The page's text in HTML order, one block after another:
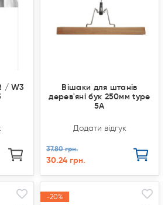
/ W3
Вішаки для штанів
дерев'яні бук 250мм type
5A
Додати відгук
37.80 грн.
30.24 грн.
-20%
-20%